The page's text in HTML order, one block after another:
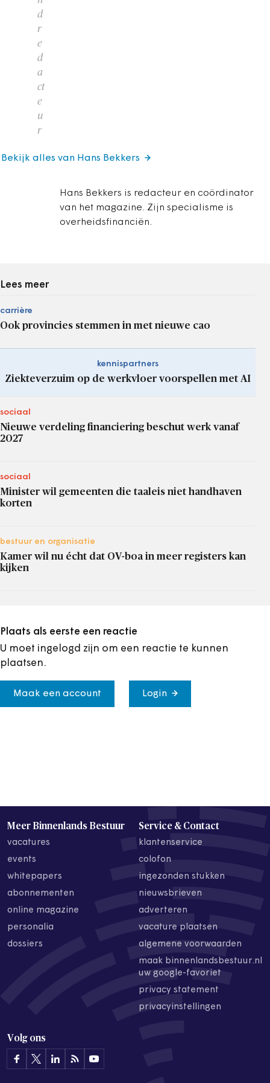
d
r
e
d
a
ct
e
u
r
Hans Bekkers is redacteur en coördinator
van het magazine. Zijn specialisme is
overheidsfinanciën.
Bekijk alles van Hans Bekkers
Lees meer
carrière
Ook provincies stemmen in met nieuwe cao
kennispartners
Ziekteverzuim op de werkvloer voorspellen met AI
sociaal
Nieuwe verdeling financiering beschut werk vanaf
2027
sociaal
Minister wil gemeenten die taaleis niet handhaven
korten
bestuur en organisatie
Kamer wil nu écht dat OV-boa in meer registers kan
kijken
Plaats als eerste een reactie
U moet ingelogd zijn om een reactie te kunnen
plaatsen.
Maak een account Login
Meer Binnenlands Bestuur
vacatures
events
whitepapers
abonnementen
online magazine
personalia
dossiers
Service & Contact
klantenservice
colofon
ingezonden stukken
nieuwsbrieven
adverteren
vacature plaatsen
algemene voorwaarden
maak binnenlandsbestuur.nl
uw google-favoriet
privacy statement
privacyinstellingen
Volg ons